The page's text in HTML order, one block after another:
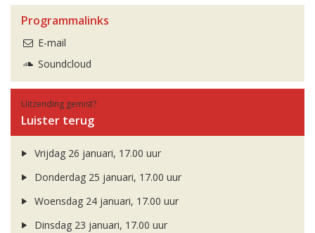
Programmalinks
E-mail
Soundcloud
Uitzending gemist?
Luister terug
Vrijdag 26 januari, 17.00 uur
Donderdag 25 januari, 17.00 uur
Woensdag 24 januari, 17.00 uur
Dinsdag 23 januari, 17.00 uur